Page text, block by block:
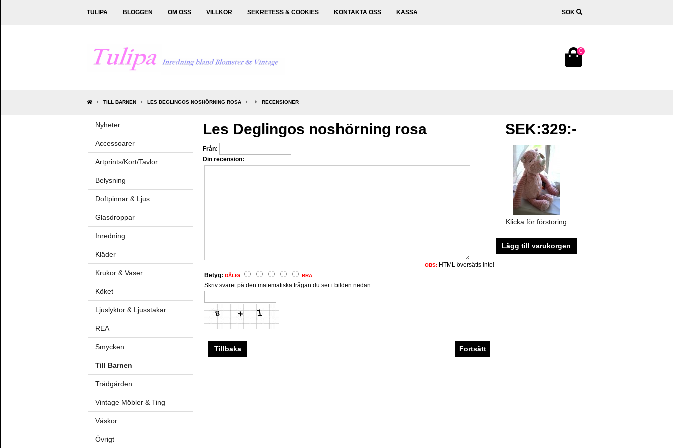
TULIPA BLOGGEN OM OSS VILLKOR SEKRETESS & COOKIES KONTAKTA OSS KASSA SÖK
0
TILL BARNEN LES DEGLINGOS NOSHÖRNING ROSA RECENSIONER
Nyheter
Accessoarer
Artprints/Kort/Tavlor
Belysning
Doftpinnar & Ljus
Glasdroppar
Inredning
Kläder
Krukor & Vaser
Köket
Ljuslyktor & Ljusstakar
REA
Smycken
Till Barnen
Trädgården
Vintage Möbler & Ting
Väskor
Övrigt
Les Deglingos noshörning rosa SEK:329:-
Från:
Din recension:
OBS: HTML översätts inte!
Betyg: DÅLIG BRA
Skriv svaret på den matematiska frågan du ser i bilden nedan.
Tillbaka
Klicka för förstoring
Lägg till varukorgen